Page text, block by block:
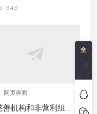
1343
网页界面
善机构和非营利组织